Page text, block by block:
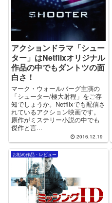
アクションドラマ「シュー
ター」はNetflixオリジナル
作品の中でもダントツの面
白さ！
マーク・ウォールバーグ主演の
「シューター/極大射程」をご存
知でしょうか。Netflixでも配信さ
れているアクション映画です。
原作がミステリー小説の中でも
傑作と言...
2016.12.19
お勧め作品・レビュー